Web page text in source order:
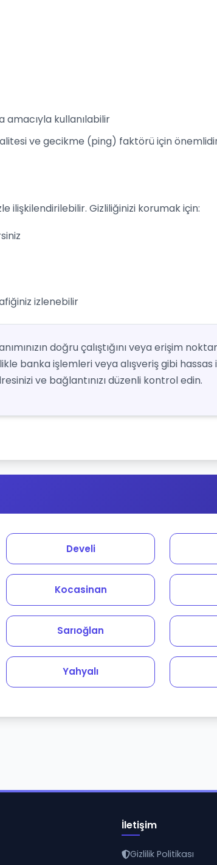
kullanılabilir
ve gecikme (ping) faktörü için
ilişkilendirilebilir. Gizliliğinizi korumak için:
izlenebilir
doğru çalıştığını veya erişim
banka işlemleri veya alışveriş gibi
ve bağlantınızı düzenli kontrol edin.
Develi
Kocasinan
Sarıoğlan
Yahyalı
İletişim
Gizlilik Politikası